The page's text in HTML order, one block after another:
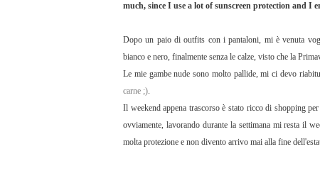
much, since I use a lot of sunscreen protection and
Dopo un paio di outfits con i pantaloni, mi è venuta
bianco e nero, finalmente senza le calze, visto che la
Le mie gambe nude sono molto pallide, mi ci devo
carne ;).
Il weekend appena trascorso è stato ricco di shopping
ovviamente, lavorando durante la settimana mi resta il
molta protezione e non divento arrivo mai alla fine